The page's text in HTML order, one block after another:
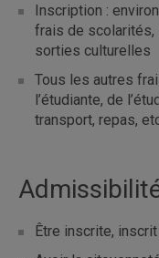
Inscription :
frais de scolarités,
sorties culturelles
Tous les autres
l’étudiante, de
transport, repas,
Être inscrite, inscrit